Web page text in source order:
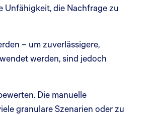
Unfähigkeit, die Nachfrage zu
– um zuverlässigere,
werden, sind jedoch
Die manuelle
granulare Szenarien oder zu